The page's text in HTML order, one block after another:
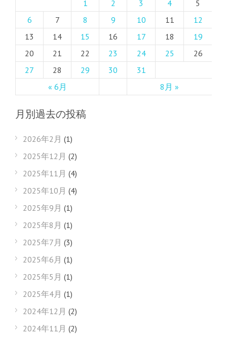
« 6月 8月 »
1 2 3 4
5
6
7 8 9 10 11
12
13
14 15 16 17 18
19
20
21 22 23 24 25
26
27
28 29 30 31
月別過去の投稿
2026年2月 (1)
2025年12月 (2)
2025年11月 (4)
2025年10月 (4)
2025年9月 (1)
2025年8月 (1)
2025年7月 (3)
2025年6月 (1)
2025年5月 (1)
2025年4月 (1)
2024年12月 (2)
2024年11月 (2)